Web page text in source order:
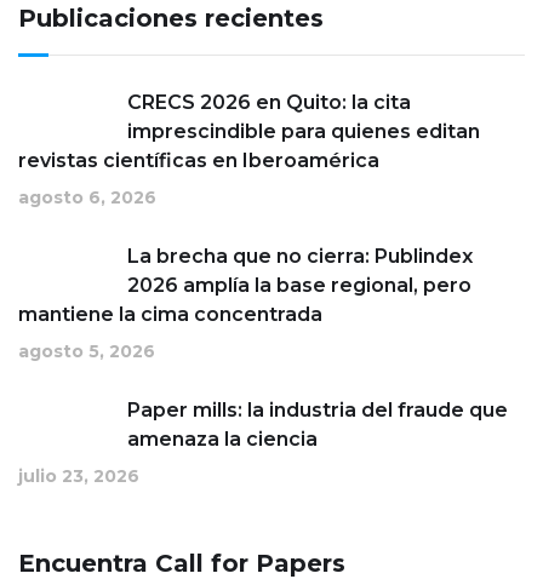
Publicaciones recientes
CRECS 2026 en Quito: la cita
imprescindible para quienes editan
revistas científicas en Iberoamérica
agosto 6, 2026
La brecha que no cierra: Publindex
2026 amplía la base regional, pero
mantiene la cima concentrada
agosto 5, 2026
Paper mills: la industria del fraude que
amenaza la ciencia
julio 23, 2026
Encuentra Call for Papers